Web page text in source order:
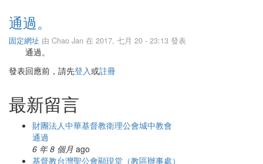
通過。
固定網址 由 Chao Jan 在 2017, 七月 20 - 23:13 發表
通過。
發表回應前，請先登入或註冊
最新留言
財團法人中華基督教衛理公會城中教會
通過
6 年 8 個月 ago
基督教台灣聖公會顯現堂（教區辦事處）